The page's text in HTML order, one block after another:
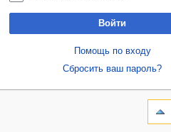
Войти
Помощь по входу
Сбросить ваш пароль?